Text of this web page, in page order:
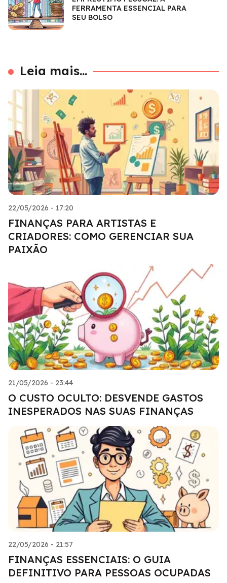
FERRAMENTA ESSENCIAL PARA
SEU BOLSO
Leia mais...
22/05/2026 - 17:20
FINANÇAS PARA ARTISTAS E
CRIADORES: COMO GERENCIAR SUA
PAIXÃO
21/05/2026 - 23:44
O CUSTO OCULTO: DESVENDE GASTOS
INESPERADOS NAS SUAS FINANÇAS
22/05/2026 - 21:57
FINANÇAS ESSENCIAIS: O GUIA
DEFINITIVO PARA PESSOAS OCUPADAS